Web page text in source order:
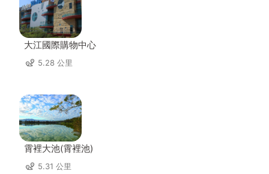
大江國際購物中心
5.28 公里
霄裡大池(霄裡池)
5.31 公里